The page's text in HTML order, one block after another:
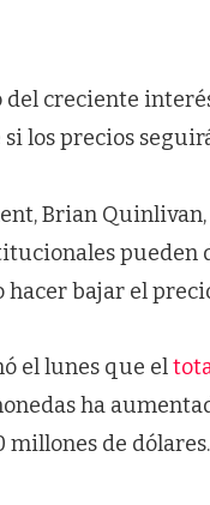
del creciente
los precios
Brian Quinlivan,
pueden
bajar el
el lunes que el
ha
millones de dólares.